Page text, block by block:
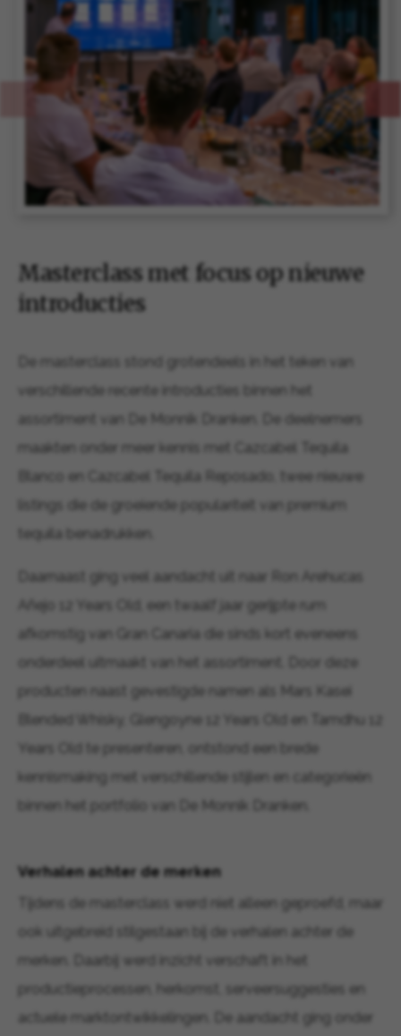
Masterclass met focus op nieuwe
introducties
De masterclass stond grotendeels in het teken van
verschillende recente introducties binnen het
assortiment van De Monnik Dranken. De deelnemers
maakten onder meer kennis met Cazcabel Tequila
Blanco en Cazcabel Tequila Reposado, twee nieuwe
listings die de groeiende populariteit van premium
tequila benadrukken.
Daarnaast ging veel aandacht uit naar Ron Arehucas
Añejo 12 Years Old, een twaalf jaar gerijpte rum
afkomstig van Gran Canaria die sinds kort eveneens
onderdeel uitmaakt van het assortiment. Door deze
producten naast gevestigde namen als Mars Kasei
Blended Whisky, Glengoyne 12 Years Old en Tamdhu 12
Years Old te presenteren, ontstond een brede
kennismaking met verschillende stijlen en categorieën
binnen het portfolio van De Monnik Dranken.
Verhalen achter de merken
Tijdens de masterclass werd niet alleen geproefd, maar
ook uitgebreid stilgestaan bij de verhalen achter de
merken. Daarbij werd inzicht verschaft in het
productieprocessen, herkomst, serveersuggesties en
actuele marktontwikkelingen. De aandacht ging onder